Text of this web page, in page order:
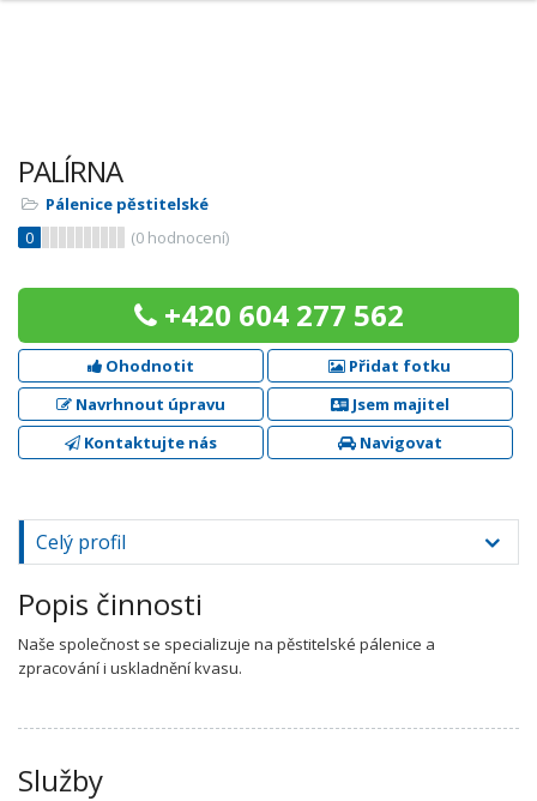
PALÍRNA
Pálenice pěstitelské
0
(0 hodnocení)
+420 604 277 562
Ohodnotit
Přidat fotku
Navrhnout úpravu
Jsem majitel
Kontaktujte nás
Navigovat
Celý profil
Popis činnosti
Naše společnost se specializuje na pěstitelské pálenice a
zpracování i uskladnění kvasu.
Služby